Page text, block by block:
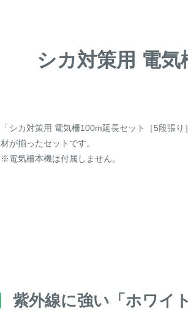
シカ対策用 電気
「シカ対策用 電気柵100m延長セット［5段張
材が揃ったセットです。
※電気柵本機は付属しません。
紫外線に強い「ホワイ